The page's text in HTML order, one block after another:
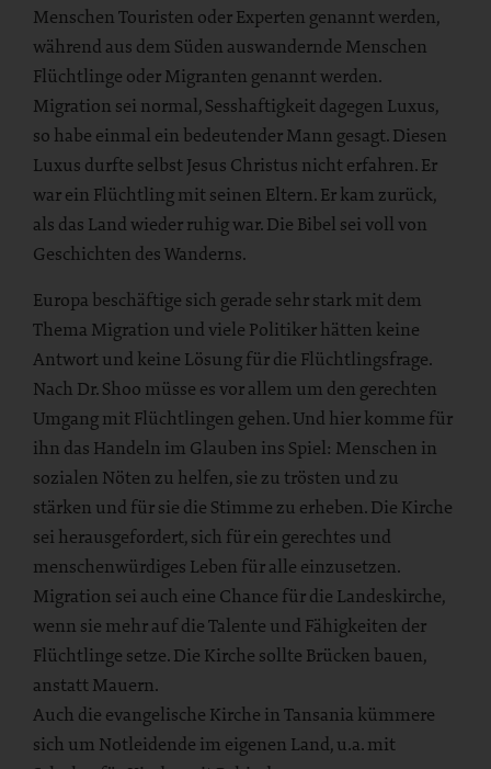
Menschen Touristen oder Experten genannt werden,
während aus dem Süden auswandernde Menschen
Flüchtlinge oder Migranten genannt werden.
Migration sei normal, Sesshaftigkeit dagegen Luxus,
so habe einmal ein bedeutender Mann gesagt. Diesen
Luxus durfte selbst Jesus Christus nicht erfahren. Er
war ein Flüchtling mit seinen Eltern. Er kam zurück,
als das Land wieder ruhig war. Die Bibel sei voll von
Geschichten des Wanderns.
Europa beschäftige sich gerade sehr stark mit dem
Thema Migration und viele Politiker hätten keine
Antwort und keine Lösung für die Flüchtlingsfrage.
Nach Dr. Shoo müsse es vor allem um den gerechten
Umgang mit Flüchtlingen gehen. Und hier komme für
ihn das Handeln im Glauben ins Spiel: Menschen in
sozialen Nöten zu helfen, sie zu trösten und zu
stärken und für sie die Stimme zu erheben. Die Kirche
sei herausgefordert, sich für ein gerechtes und
menschenwürdiges Leben für alle einzusetzen.
Migration sei auch eine Chance für die Landeskirche,
wenn sie mehr auf die Talente und Fähigkeiten der
Flüchtlinge setze. Die Kirche sollte Brücken bauen,
anstatt Mauern.
Auch die evangelische Kirche in Tansania kümmere
sich um Notleidende im eigenen Land, u.a. mit